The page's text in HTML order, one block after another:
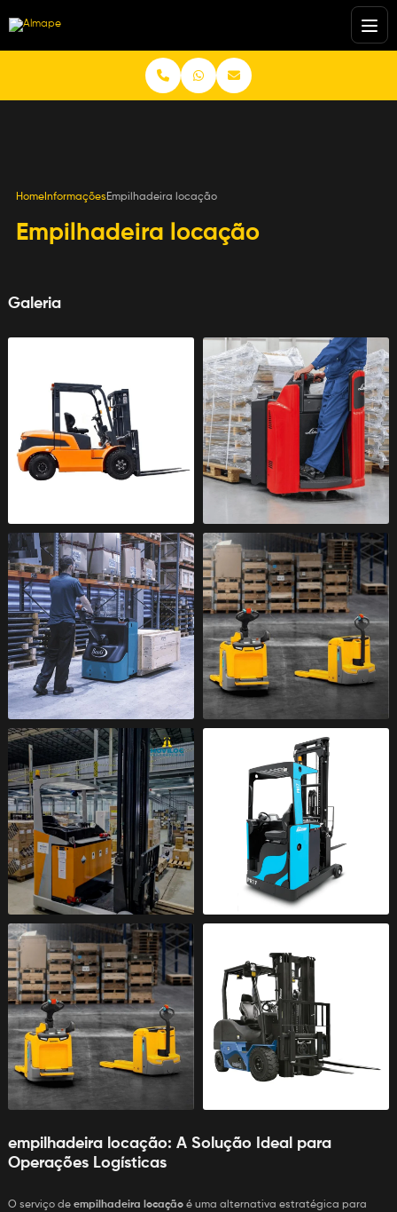
Home Informações Empilhadeira locação
Empilhadeira locação
Galeria
empilhadeira locação: A Solução Ideal para
Operações Logísticas
O serviço de empilhadeira locação é uma alternativa estratégica para